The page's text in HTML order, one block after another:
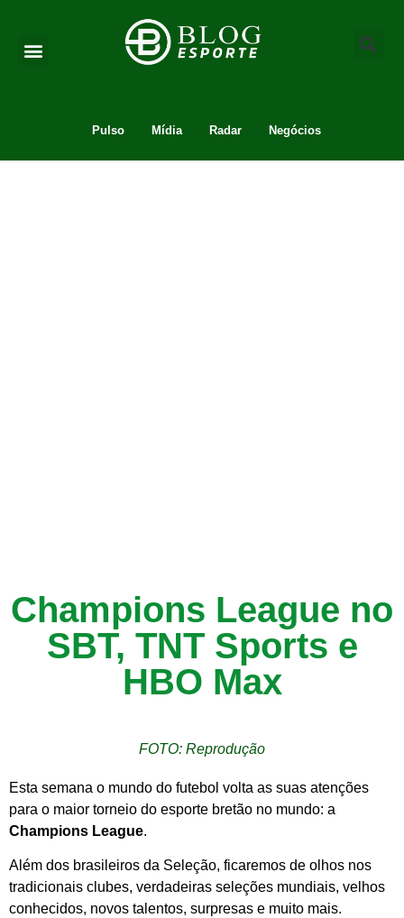
Pulso Mídia Radar Negócios
Champions League no
SBT, TNT Sports e
HBO Max
FOTO: Reprodução
Esta semana o mundo do futebol volta as suas atenções
para o maior torneio do esporte bretão no mundo: a
Champions League.
Além dos brasileiros da Seleção, ficaremos de olhos nos
tradicionais clubes, verdadeiras seleções mundiais, velhos
conhecidos, novos talentos, surpresas e muito mais.